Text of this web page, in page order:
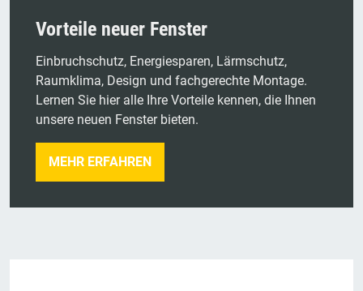
Vorteile neuer Fenster
Einbruchschutz, Energiesparen, Lärmschutz,
Raumklima, Design und fachgerechte Montage.
Lernen Sie hier alle Ihre Vorteile kennen, die Ihnen
unsere neuen Fenster bieten.
MEHR ERFAHREN